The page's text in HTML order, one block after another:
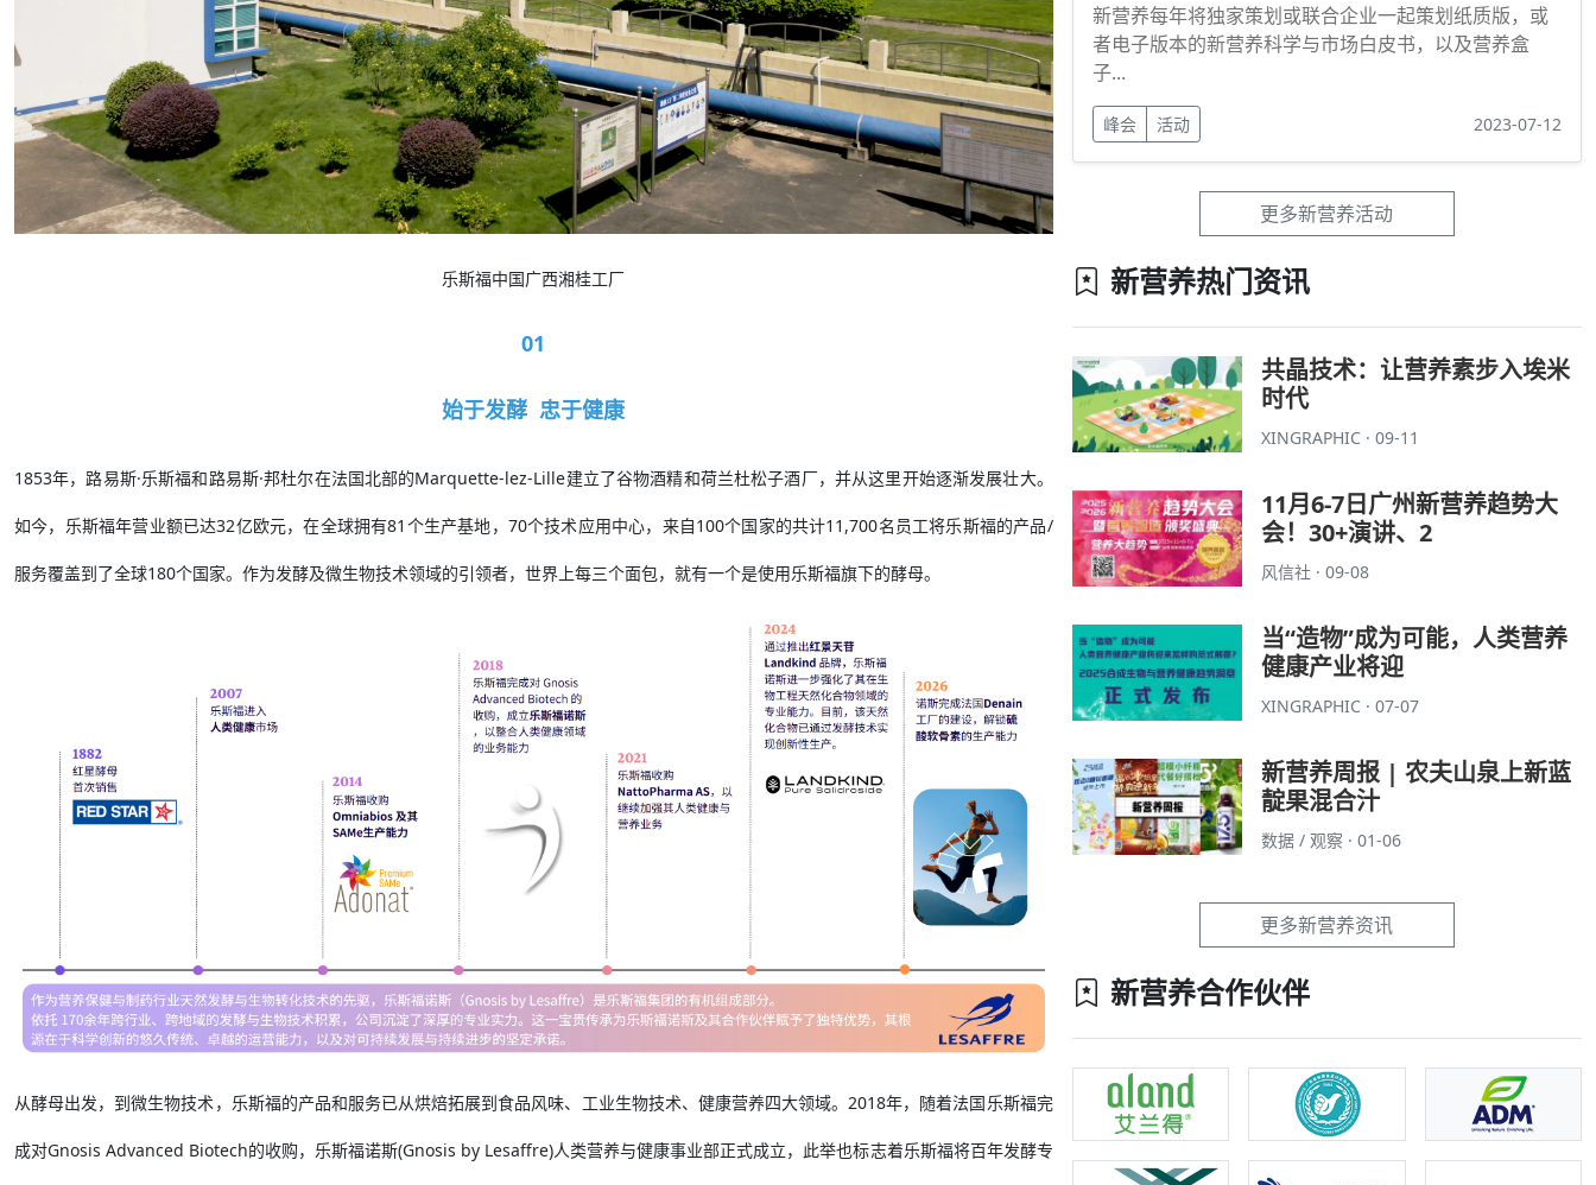
乐斯福中国广西湘桂工厂
01
始于发酵 忠于健康
1853年，路易斯·乐斯福和路易斯·邦杜尔在法国北部的Marquette-lez-Lille建立了谷物酒精和荷兰杜松子酒厂，并从这里开始逐渐发展壮大。
如今，乐斯福年营业额已达32亿欧元，在全球拥有81个生产基地，70个技术应用中心，来自100个国家的共计11,700名员工将乐斯福的产品/
服务覆盖到了全球180个国家。作为发酵及微生物技术领域的引领者，世界上每三个面包，就有一个是使用乐斯福旗下的酵母。
从酵母出发，到微生物技术，乐斯福的产品和服务已从烘焙拓展到食品风味、工业生物技术、健康营养四大领域。2018年，随着法国乐斯福完
成对Gnosis Advanced Biotech的收购，乐斯福诺斯(Gnosis by Lesaffre)人类营养与健康事业部正式成立，此举也标志着乐斯福将百年发酵专
新营养每年将独家策划或联合企业一起策划纸质版，或
者电子版本的新营养科学与市场白皮书，以及营养盒
子...
峰会 活动 2023-07-12
更多新营养活动
新营养热门资讯
共晶技术：让营养素步入埃米
时代
XINGRAPHIC · 09-11
11月6-7日广州新营养趋势大
会！30+演讲、2
风信社 · 09-08
当“造物”成为可能，人类营养
健康产业将迎
XINGRAPHIC · 07-07
新营养周报 | 农夫山泉上新蓝
靛果混合汁
数据 / 观察 · 01-06
更多新营养资讯
新营养合作伙伴